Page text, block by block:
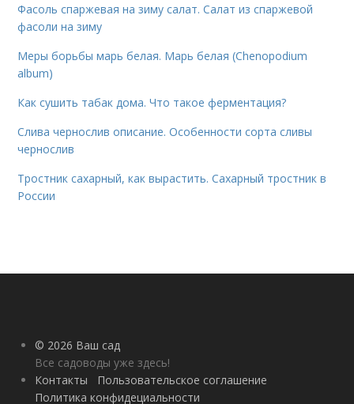
Фасоль спаржевая на зиму салат. Салат из спаржевой
фасоли на зиму
Меры борьбы марь белая. Марь белая (Chenopodium
album)
Как сушить табак дома. Что такое ферментация?
Слива чернослив описание. Особенности сорта сливы
чернослив
Тростник сахарный, как вырастить. Сахарный тростник в
России
© 2026 Ваш сад
Все садоводы уже здесь!
Контакты
Пользовательское соглашение
Политика конфидециальности